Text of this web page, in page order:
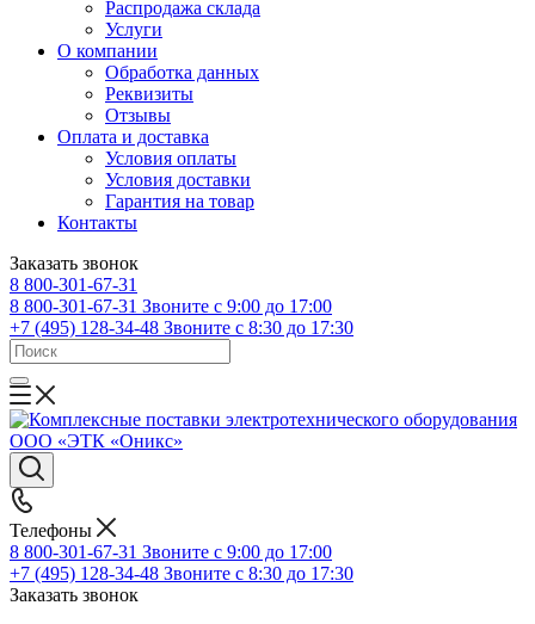
Распродажа склада
Услуги
О компании
Обработка данных
Реквизиты
Отзывы
Оплата и доставка
Условия оплаты
Условия доставки
Гарантия на товар
Контакты
Заказать звонок
8 800-301-67-31
8 800-301-67-31 Звоните с 9:00 до 17:00
+7 (495) 128-34-48 Звоните с 8:30 до 17:30
Телефоны
8 800-301-67-31 Звоните с 9:00 до 17:00
+7 (495) 128-34-48 Звоните с 8:30 до 17:30
Заказать звонок